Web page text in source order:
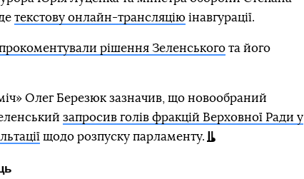
текстову онлайн-трансляціюінавгурації.
рішення Зеленськогота його
Олег Березюк зазначив, що новообраний
запросив голів фракцій Верховної Ради у
щодо розпуску парламенту.